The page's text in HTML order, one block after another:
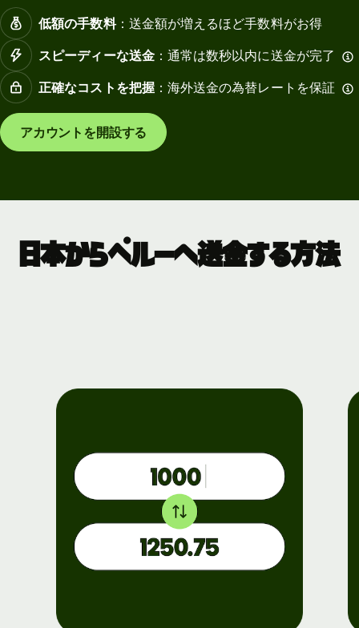
低額の手数料：送金額が増えるほど手数料がお得
スピーディーな送金：通常は数秒以内に送金が完了
正確なコストを把握：海外送金の為替レートを保証
アカウントを開設する
日本からペルーへ送金する方法